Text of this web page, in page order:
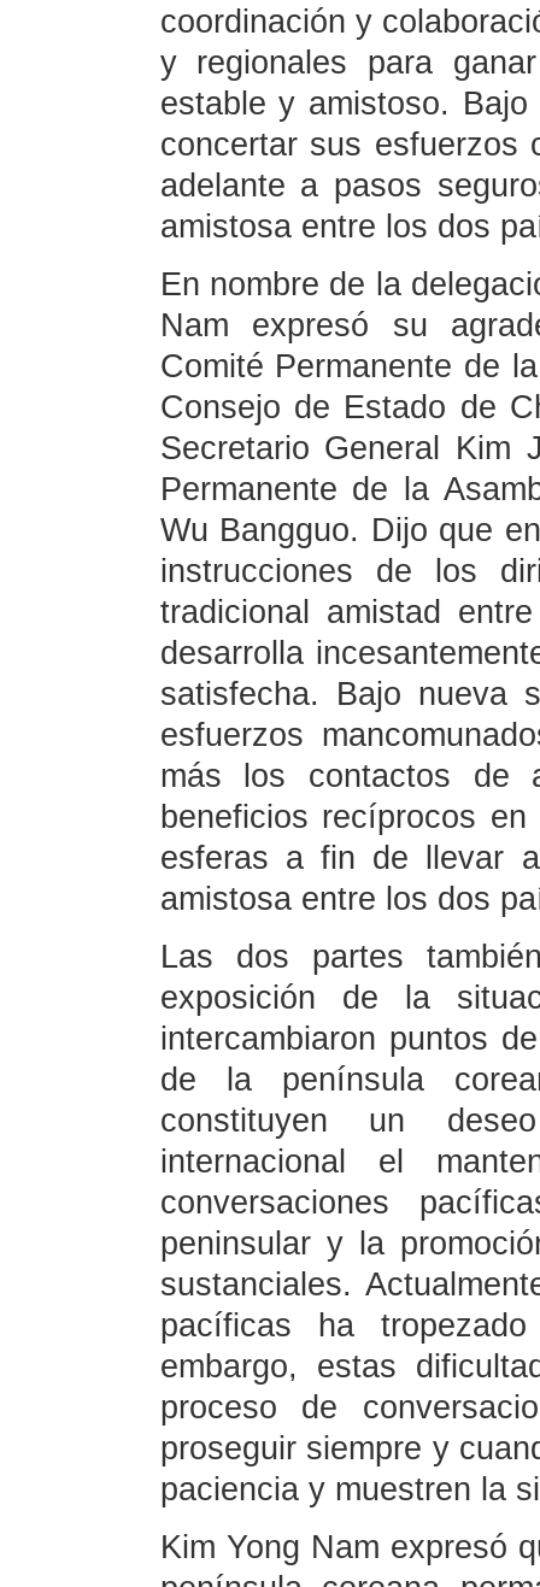
coordinación y
y regionales para
estable y amistoso.
concertar sus esfuerzos
adelante a pasos
amistosa entre los dos
En nombre de la
Nam expresó su
Comité Permanente de
Consejo de Estado de
Secretario General Kim
Permanente de la
Wu Bangguo. Dijo que
instrucciones de los
tradicional amistad
desarrolla
satisfecha. Bajo nueva
esfuerzos
más los contactos de
beneficios recíprocos
esferas a fin de llevar
amistosa entre los dos
Las dos partes
exposición de la
intercambiaron puntos
de la península
constituyen un
internacional el
conversaciones
peninsular y la
sustanciales.
pacíficas ha
embargo, estas
proceso de
proseguir siempre y
paciencia y muestren la
Kim Yong Nam expresó